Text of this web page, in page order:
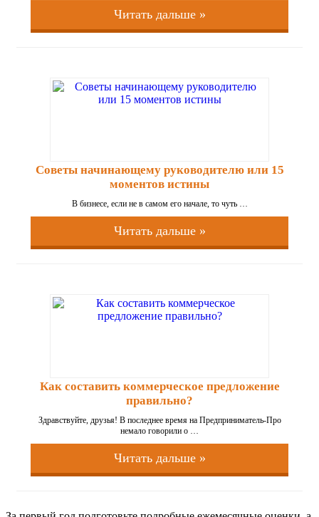
Читать дальше »
Советы начинающему руководителю или 15
моментов истины
В бизнесе, если не в самом его начале, то чуть …
Читать дальше »
Как составить коммерческое предложение
правильно?
Здравствуйте, друзья! В последнее время на Предприниматель-Про
немало говорили о …
Читать дальше »